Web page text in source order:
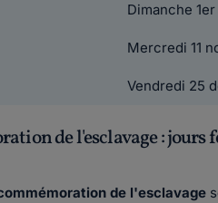
Dimanche
Mercredi 11
Vendredi 25
de l'esclavage :
de l'esclavage